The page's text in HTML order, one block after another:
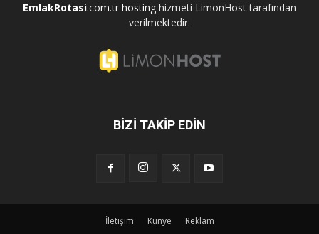
EmlakRotasi.com.tr hosting hizmeti LimonHost tarafından
verilmektedir.
BİZİ TAKİP EDİN
İletişim Künye Reklam